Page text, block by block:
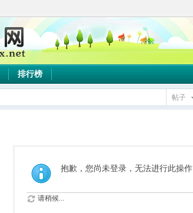
排行榜
帖子
抱歉，您尚未登录，无法进行此操作
请稍候...